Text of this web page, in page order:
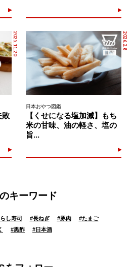
2025.11.20
敗
2026.2.8
日本おやつ図鑑
【くせになる塩加減】もち
米の甘味、油の軽さ、塩の
旨...
キーワード
し寿司 #長ねぎ #豚肉 #たまご
#黒酢 #日本酒